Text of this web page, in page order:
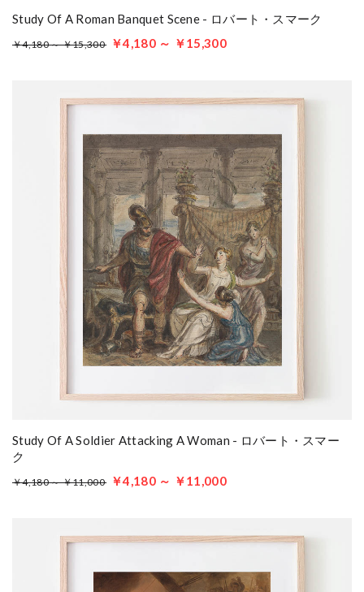
Study Of A Roman Banquet Scene - ロバート・スマーク
￥4,180 ～ ￥15,300 ￥4,180 ～ ￥15,300
Study Of A Soldier Attacking A Woman - ロバート・スマー
ク
￥4,180 ～ ￥11,000 ￥4,180 ～ ￥11,000